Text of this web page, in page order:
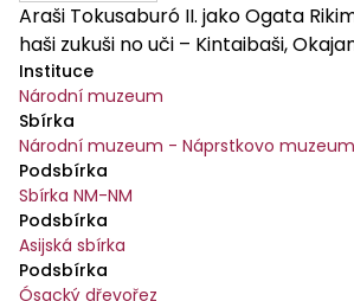
Araši Tokusaburó II. jako Ogata
haši zukuši no uči – Kintaibaši,
Instituce
Národní muzeum
Sbírka
Národní muzeum - Náprstkovo muzeum
Podsbírka
Sbírka NM-NM
Podsbírka
Asijská sbírka
Podsbírka
Ósacký dřevořez